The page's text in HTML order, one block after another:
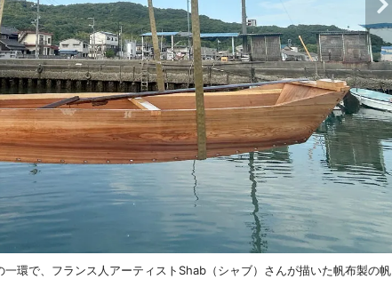
環で、フランス人アーティストShab（シャブ）さんが描いた帆布製の帆